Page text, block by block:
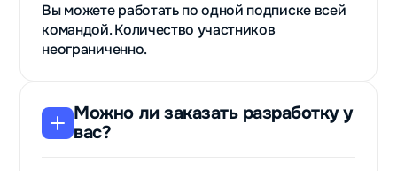
Вы можете работать по одной подписке всей
командой. Количество участников
неограниченно.
Можно ли заказать разработку у
вас?